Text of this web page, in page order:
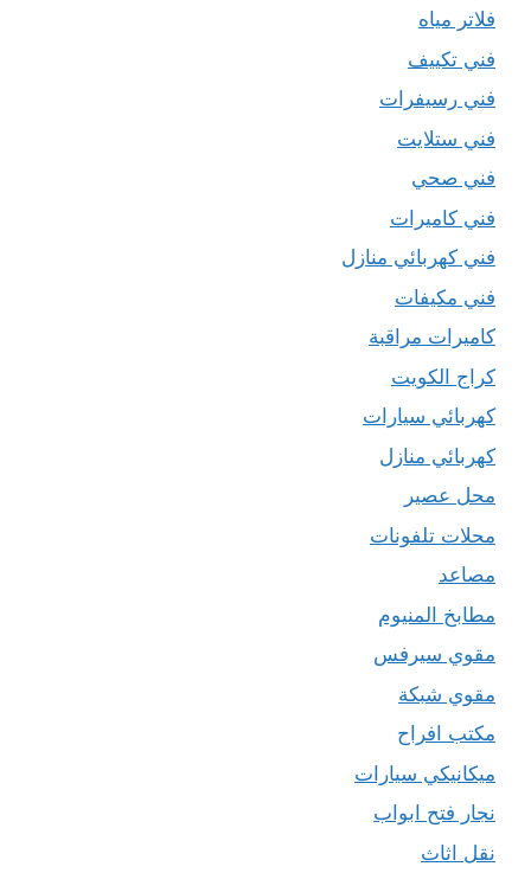
فلاتر مياه
فني تكييف
فني رسيفرات
فني ستلايت
فني صحي
فني كاميرات
فني كهربائي منازل
فني مكيفات
كاميرات مراقبة
كراج الكويت
كهربائي سيارات
كهربائي منازل
محل عصير
محلات تلفونات
مصاعد
مطابخ المنيوم
مقوي سيرفس
مقوي شبكة
مكتب افراح
ميكانيكي سيارات
نجار فتح ابواب
نقل اثاث